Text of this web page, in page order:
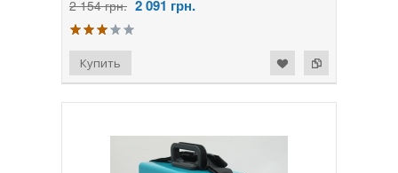
2 154 грн. 2 091 грн.